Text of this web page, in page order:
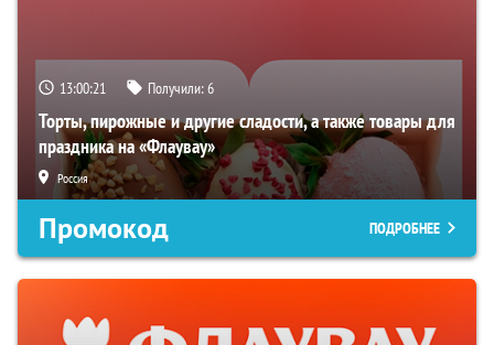
13:00:20 Получили:6
Торты, пирожные и другие сладости, а также товары для
праздника на «Флаувау»
Россия
Промокод ПОДРОБНЕЕ